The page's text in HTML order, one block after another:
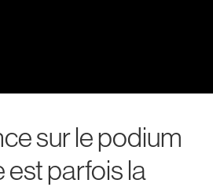
sur le podium
parfois la